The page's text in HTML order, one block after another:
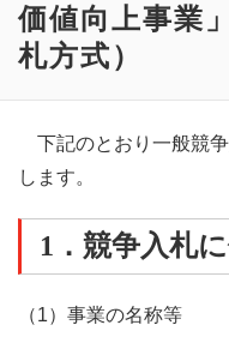
価値向上事業
札方式）
下記のとおり一般競
します。
1．競争入札
（1）事業の名称等